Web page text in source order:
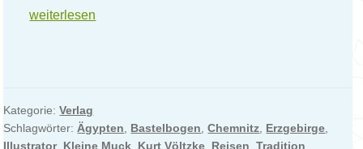
Kontakt
Reisen
weiterlesen
Kategorie:Verlag
Schlagwörter:Ägypten, Bastelbogen,Chemnitz, Erzgebirge,
Illustrator, Kleine Muck, Kurt Völtzke, Reisen,Tradition,